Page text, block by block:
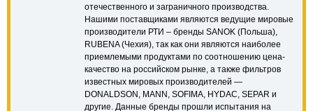
отечественного и заграничного производства.
Нашими поставщиками являются ведущие мировые
производители РТИ – бренды SANOK (Польша),
RUBENA (Чехия), так как они являются наиболее
приемлемыми продуктами по соотношению цена-
качество на российском рынке, а также фильтров
известных мировых производителей —
DONALDSON, MANN, SOFIMA, HYDAC, SEPAR и
другие. Данные бренды прошли испытания на